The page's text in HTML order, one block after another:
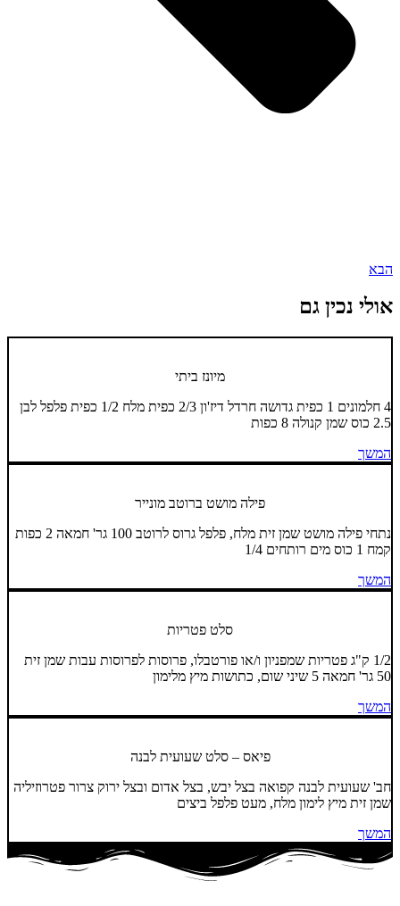
הבא
אולי נכין גם
מיונז ביתי
4 חלמונים 1 כפית גדושה חרדל דיז'ון 2/3 כפית מלח 1/2 כפית פלפל לבן
2.5 כוס שמן קנולה 8 כפות
המשך
פילה מושט ברוטב מונייר
נתחי פילה מושט שמן זית מלח, פלפל גרוס לרוטב 100 גר' חמאה 2 כפות
קמח 1 כוס מים רותחים 1/4
המשך
סלט פטריות
1/2 ק"ג פטריות שמפניון ו/או פורטבלו, פרוסות לפרוסות עבות שמן זית
50 גר' חמאה 5 שיני שום, כתושות מיץ מלימון
המשך
פיאס – סלט שעועית לבנה
חב' שעועית לבנה קפואה בצל יבש, בצל אדום ובצל ירוק צרור פטרוזיליה
שמן זית מיץ לימון מלח, מעט פלפל ביצים
המשך